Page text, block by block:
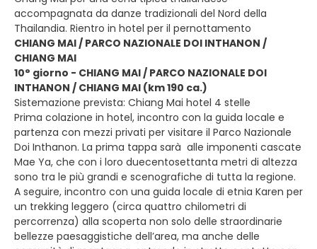
accompagnata da danze tradizionali del Nord della
Thailandia. Rientro in hotel per il pernottamento
CHIANG MAI / PARCO NAZIONALE DOI INTHANON /
CHIANG MAI
10° giorno - CHIANG MAI / PARCO NAZIONALE DOI
INTHANON / CHIANG MAI (km 190 ca.)
Sistemazione prevista: Chiang Mai hotel 4 stelle
Prima colazione in hotel, incontro con la guida locale e
partenza con mezzi privati per visitare il Parco Nazionale
Doi Inthanon. La prima tappa sarà alle imponenti cascate
Mae Ya, che con i loro duecentosettanta metri di altezza
sono tra le più grandi e scenografiche di tutta la regione.
A seguire, incontro con una guida locale di etnia Karen per
un trekking leggero (circa quattro chilometri di
percorrenza) alla scoperta non solo delle straordinarie
bellezze paesaggistiche dell’area, ma anche delle